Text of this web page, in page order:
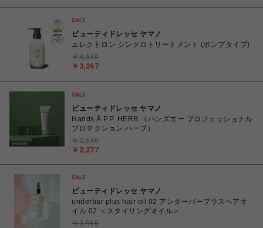
ビューティドレッセ ヤマノ
エレクトロン シンクロトリートメント (ポンプタイプ)
￥3,267
￥3,630
ビューティドレッセ ヤマノ
Hands Å P.P. HERB （ハンズエー プロフェッショナル
プロテクション ハーブ）
￥2,277
￥2,530
ビューティドレッセ ヤマノ
underbar plus hair oil 02 アンダーバープラスヘアオ
イル 02 ＜スタイリングオイル＞
￥3,960